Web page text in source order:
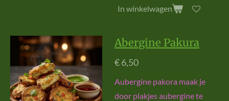
In winkelwagen
Abergine Pakura
€ 6,50
Aubergine pakora maak je
door plakjes aubergine te